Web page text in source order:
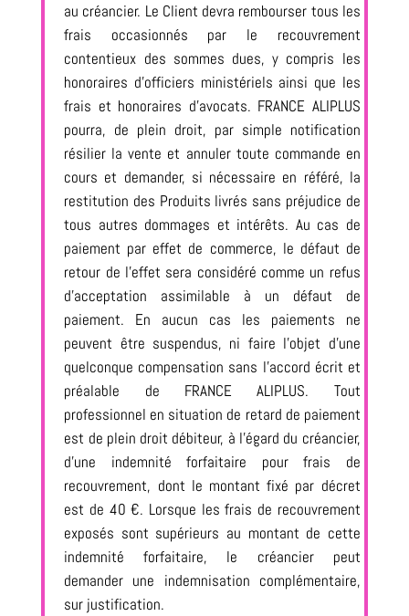
au créancier. Le Client devra rembourser tous les
frais occasionnés par le recouvrement
contentieux des sommes dues, y compris les
honoraires d’officiers ministériels ainsi que les
frais et honoraires d’avocats. FRANCE ALIPLUS
pourra, de plein droit, par simple notification
résilier la vente et annuler toute commande en
cours et demander, si nécessaire en référé, la
restitution des Produits livrés sans préjudice de
tous autres dommages et intérêts. Au cas de
paiement par effet de commerce, le défaut de
retour de l’effet sera considéré comme un refus
d’acceptation assimilable à un défaut de
paiement. En aucun cas les paiements ne
peuvent être suspendus, ni faire l’objet d’une
quelconque compensation sans l’accord écrit et
préalable de FRANCE ALIPLUS. Tout
professionnel en situation de retard de paiement
est de plein droit débiteur, à l’égard du créancier,
d’une indemnité forfaitaire pour frais de
recouvrement, dont le montant fixé par décret
est de 40 €. Lorsque les frais de recouvrement
exposés sont supérieurs au montant de cette
indemnité forfaitaire, le créancier peut
demander une indemnisation complémentaire,
sur justification.